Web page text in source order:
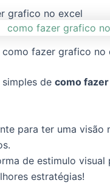
grafico no excel
como fazer grafico no
de como
para ter uma
de estimulo
estratégias!